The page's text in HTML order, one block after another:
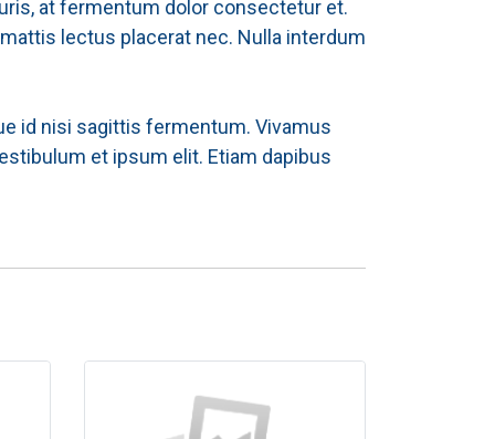
at fermentum dolor consectetur et.
lectus placerat nec. Nulla interdum
id nisi sagittis fermentum. Vivamus
et ipsum elit. Etiam dapibus